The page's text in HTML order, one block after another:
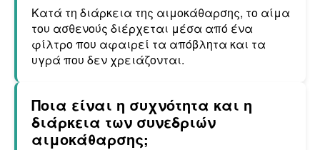
Κατά τη διάρκεια της αιμοκάθαρσης, το αίμα
του ασθενούς διέρχεται μέσα από ένα
φίλτρο που αφαιρεί τα απόβλητα και τα
υγρά που δεν χρειάζονται.
Ποια είναι η συχνότητα και η
διάρκεια των συνεδριών
αιμοκάθαρσης;